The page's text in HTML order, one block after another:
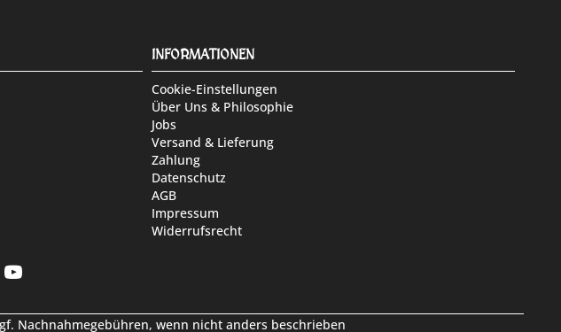
INFORMATIONEN
Cookie-Einstellungen
Über Uns & Philosophie
Jobs
Versand & Lieferung
Zahlung
Datenschutz
AGB
Impressum
Widerrufsrecht
Nachnahmegebühren, wenn nicht anders beschrieben